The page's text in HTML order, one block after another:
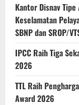
Kantor Disnav
Keselamatan
SBNP dan SROP/
IPCC Raih Tiga
2026
TTL Raih
Award 2026